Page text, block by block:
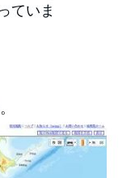
ていま